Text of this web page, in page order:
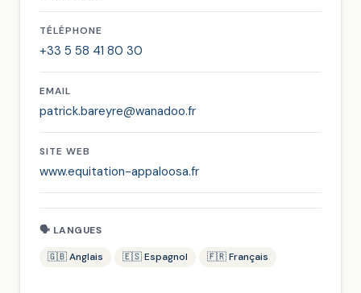
TÉLÉPHONE
+33 5 58 41 80 30
EMAIL
patrick.bareyre@wanadoo.fr
SITE WEB
www.equitation-appaloosa.fr
🗣 LANGUES
🇬🇧 Anglais 🇪🇸 Espagnol 🇫🇷 Français